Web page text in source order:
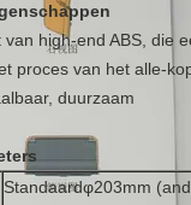
high-end ABS, die
proces van het alle-
duurzaam
Standaardφ203mm